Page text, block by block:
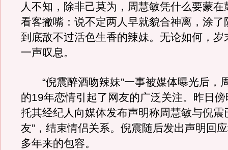
人不知，除非己莫为，周慧敏凭什么要蒙在
看客撇嘴：说不定两人早就貌合神离，涂了
到底敌不过活色生香的辣妹。无论如何，岁
一声叹息。
“倪震醉酒吻辣妹”一事被媒体曝光后，
的19年恋情引起了网友的广泛关注。昨日
托其经纪人向媒体发布声明称周慧敏与倪震
友”，结束情侣关系。倪震随后发出声明回
多年来的包容。